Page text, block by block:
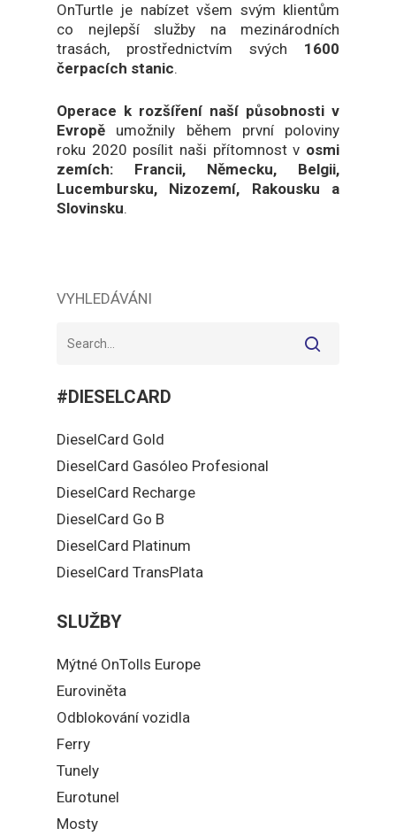
OnTurtle je nabízet všem svým klientům
co nejlepší služby na mezinárodních
trasách, prostřednictvím svých 1600
čerpacích stanic.
Operace k rozšíření naší působnosti v
Evropě umožnily během první poloviny
roku 2020 posílit naši přítomnost v osmi
zemích: Francii, Německu, Belgii,
Lucembursku, Nizozemí, Rakousku a
Slovinsku.
VYHLEDÁVÁNI
#DIESELCARD
DieselCard Gold
DieselCard Gasóleo Profesional
DieselCard Recharge
DieselCard Go B
DieselCard Platinum
DieselCard TransPlata
SLUŽBY
Mýtné OnTolls Europe
Euroviněta
Odblokování vozidla
Ferry
Tunely
Eurotunel
Mosty